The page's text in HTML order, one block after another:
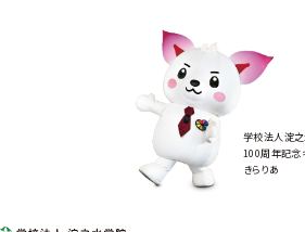
学校法人淀
100周年記念
きらりあ